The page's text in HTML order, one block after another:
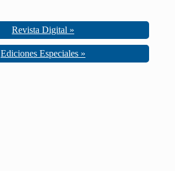
Revista Digital »
Ediciones Especiales »